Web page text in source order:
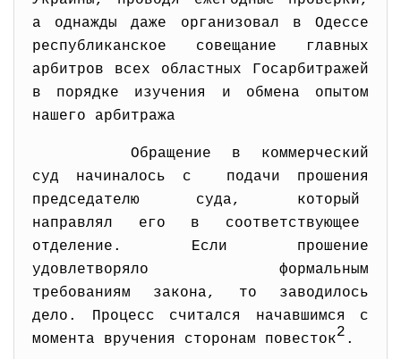
а однажды даже организовал в Одессе
республиканское совещание главных
арбитров всех областных Госарбитражей
в порядке изучения и обмена опытом
нашего арбитража
Обращение в коммерческий
суд начиналось с подачи прошения
председателю суда, который
направлял его в соответствующее
отделение. Если прошение
удовлетворяло формальным
требованиям закона, то заводилось
дело. Процесс считался начавшимся с
момента вручения сторонам повесток2 .